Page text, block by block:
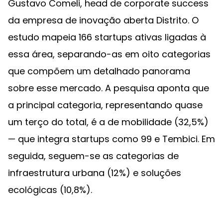
Gustavo Comeli, head de corporate success
da empresa de inovação aberta Distrito. O
estudo mapeia 166 startups ativas ligadas à
essa área, separando-as em oito categorias
que compõem um detalhado panorama
sobre esse mercado. A pesquisa aponta que
a principal categoria, representando quase
um terço do total, é a de mobilidade (32,5%)
— que integra startups como 99 e Tembici. Em
seguida, seguem-se as categorias de
infraestrutura urbana (12%) e soluções
ecológicas (10,8%).